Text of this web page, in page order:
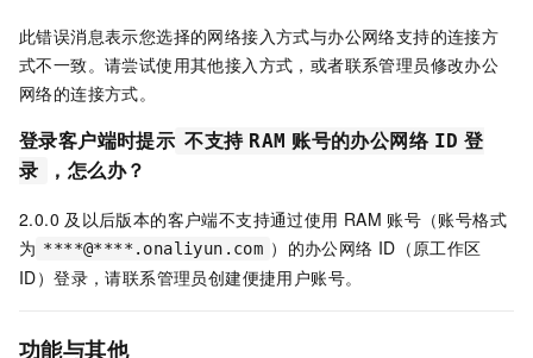
此错误消息表示您选择的网络接入方式与办公网络支持的连接方
式不一致。请尝试使用其他接入方式，或者联系管理员修改办公
网络的连接方式。
登录客户端时提示 不支持 RAM 账号的办公网络 ID 登
录
，怎么办？
2.0.0 及以后版本的客户端不支持通过使用 RAM 账号（账号格式
为 ****@****.onaliyun.com ）的办公网络 ID（原工作区
ID）登录，请联系管理员创建便捷用户账号。
功能与其他